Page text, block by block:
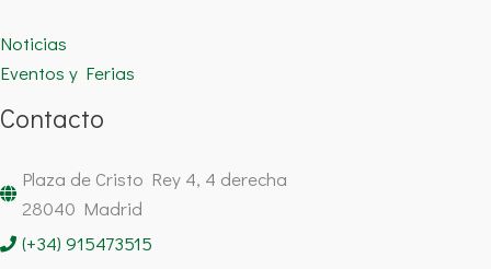
Noticias
Eventos y Ferias
Contacto
Plaza de Cristo Rey 4, 4 derecha
28040 Madrid
(+34) 915473515